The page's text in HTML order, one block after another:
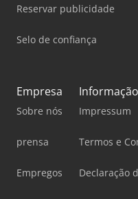
Reservar publicidade
Selo de confiança
Empresa
Sobre nós
prensa
Empregos
Impressum
Termos e
Declaração